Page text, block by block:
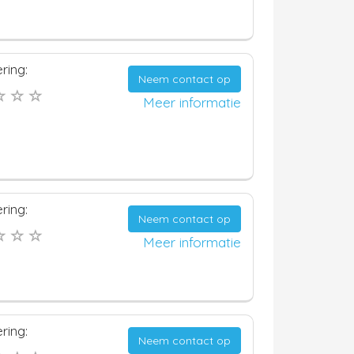
Neem contact op
Meer informatie
Neem contact op
Meer informatie
Neem contact op